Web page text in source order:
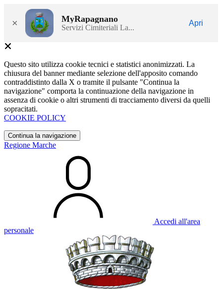
× MyRapagnano
Servizi Cimiteriali La...
Apri
Questo sito utilizza cookie tecnici e statistici anonimizzati. La
chiusura del banner mediante selezione dell'apposito comando
contraddistinto dalla X o tramite il pulsante "Continua la
navigazione" comporta la continuazione della navigazione in
assenza di cookie o altri strumenti di tracciamento diversi da quelli
sopracitati.
COOKIE POLICY
Continua la navigazione
Regione Marche
Accedi all'area
personale